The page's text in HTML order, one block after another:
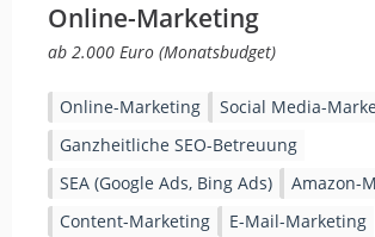
Online-Marketing
ab 2.000 Euro (Monatsbudget)
Online-Marketing
Social Media-
Ganzheitliche SEO-Betreuung
SEA (Google Ads, Bing Ads)
Amazon-
Content-Marketing
E-Mail-Marketing